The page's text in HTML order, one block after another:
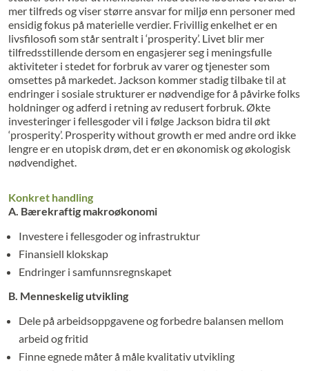
mer tilfreds og viser større ansvar for miljø enn personer med
ensidig fokus på materielle verdier. Frivillig enkelhet er en
livsfilosofi som står sentralt i ‘prosperity’. Livet blir mer
tilfredsstillende dersom en engasjerer seg i meningsfulle
aktiviteter i stedet for forbruk av varer og tjenester som
omsettes på markedet. Jackson kommer stadig tilbake til at
endringer i sosiale strukturer er nødvendige for å påvirke folks
holdninger og adferd i retning av redusert forbruk. Økte
investeringer i fellesgoder vil i følge Jackson bidra til økt
‘prosperity’. Prosperity without growth er med andre ord ikke
lengre er en utopisk drøm, det er en økonomisk og økologisk
nødvendighet.
Konkret handling
A. Bærekraftig makroøkonomi
Investere i fellesgoder og infrastruktur
Finansiell klokskap
Endringer i samfunnsregnskapet
B. Menneskelig utvikling
Dele på arbeidsoppgavene og forbedre balansen mellom
arbeid og fritid
Finne egnede måter å måle kvalitativ utvikling